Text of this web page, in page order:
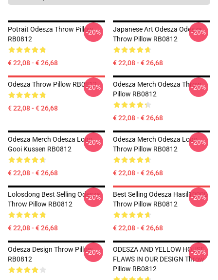
Potrait Odesza Throw Pillow
RB0812
€ 22,08 - € 26,68
-20%
Japanese Art Odesza Odesza
Throw Pillow RB0812
€ 22,08 - € 26,68
-20%
Odesza Throw Pillow RB0812
€ 22,08 - € 26,68
-20%
Odesza Merch Odesza Throw
Pillow RB0812
€ 22,08 - € 26,68
-20%
Odesza Merch Odesza Logo
Gooi Kussen RB0812
€ 22,08 - € 26,68
-20%
Odesza Merch Odesza Logo
Throw Pillow RB0812
€ 22,08 - € 26,68
-20%
Lolosdong Best Selling Odesza
Throw Pillow RB0812
€ 22,08 - € 26,68
-20%
Best Selling Odesza Hasil10000
Throw Pillow RB0812
€ 22,08 - € 26,68
-20%
Odesza Design Throw Pillow
RB0812
-20%
ODESZA AND YELLOW HOUSE
FLAWS IN OUR DESIGN Throw
Pillow RB0812
-20%